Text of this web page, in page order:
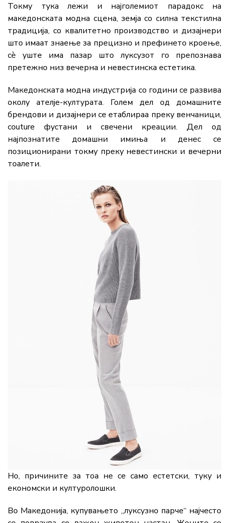
Токму тука лежи и најголемиот парадокс на
македонската модна сцена, земја со силна текстилна
традиција, со квалитетно производство и дизајнери
што имаат знаење за прецизно и префинето кроење,
сè уште има пазар што луксузот го препознава
претежно низ вечерна и невестинска естетика.
Македонската модна индустрија со години се развива
околу ателје-културата. Голем дел од домашните
брендови и дизајнери се етаблираа преку венчаници,
couture фустани и свечени креации. Дел од
најпознатите домашни имиња и денес се
позиционирани токму преку невестински и вечерни
тоалети.
Но, причините за тоа не се само естетски, туку и
економски и културолошки.
Во Македонија, купувањето „луксузно парче“ најчесто